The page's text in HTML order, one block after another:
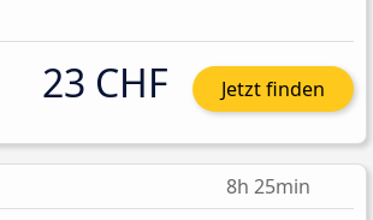
23 CHF Jetzt finden
8h 25min